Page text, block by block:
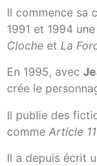
Il commence sa
1991 et 1994
Cloche et La
En 1995, avec
crée le
Il publie des
comme Article 11
Il a depuis écrit